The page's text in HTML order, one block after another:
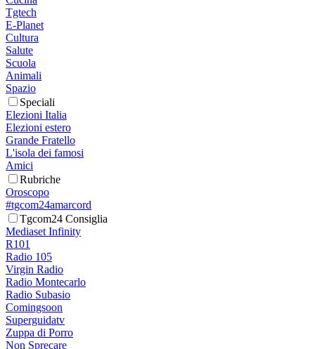
Tgtech
E-Planet
Cultura
Salute
Scuola
Animali
Spazio
Speciali
Elezioni Italia
Elezioni estero
Grande Fratello
L'isola dei famosi
Amici
Rubriche
Oroscopo
#tgcom24amarcord
Tgcom24 Consiglia
Mediaset Infinity
R101
Radio 105
Virgin Radio
Radio Montecarlo
Radio Subasio
Comingsoon
Superguidatv
Zuppa di Porro
Non Sprecare